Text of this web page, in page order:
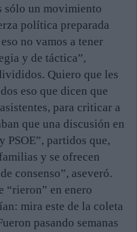
sólo un movimiento
política preparada
no vamos a tener
y de táctica”,
Quiero que les
eso que dicen que
para criticar a
que una discusión en
PSOE”, partidos que,
y se ofrecen
consenso”, aseveró.
“rieron” en enero
mira este de la coleta
pasando semanas